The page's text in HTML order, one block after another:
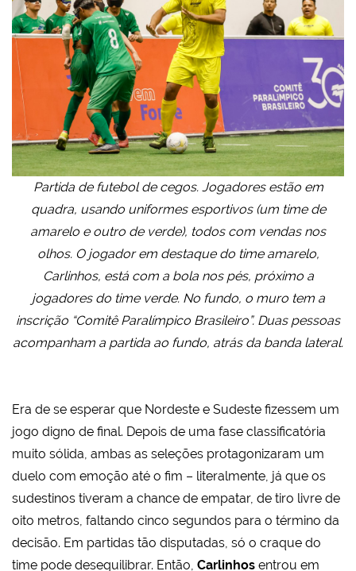
Partida de futebol de cegos. Jogadores estão em
quadra, usando uniformes esportivos (um time de
amarelo e outro de verde), todos com vendas nos
olhos. O jogador em destaque do time amarelo,
Carlinhos, está com a bola nos pés, próximo a
jogadores do time verde. No fundo, o muro tem a
inscrição “Comitê Paralímpico Brasileiro”. Duas pessoas
acompanham a partida ao fundo, atrás da banda lateral.
Era de se esperar que Nordeste e Sudeste fizessem um
jogo digno de final. Depois de uma fase classificatória
muito sólida, ambas as seleções protagonizaram um
duelo com emoção até o fim – literalmente, já que os
sudestinos tiveram a chance de empatar, de tiro livre de
oito metros, faltando cinco segundos para o término da
decisão. Em partidas tão disputadas, só o craque do
time pode desequilibrar. Então, Carlinhos entrou em